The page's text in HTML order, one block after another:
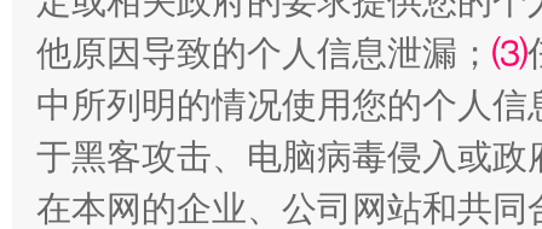
站台名比不上好声名
他原因导致的个人信息泄漏； ⑶
中所列明的情况使用您的个人
于黑客攻击、电脑病毒侵入或
在本网的企业、公司网站和共